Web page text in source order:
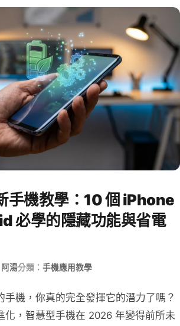
手機教學：10 個 iPhone
必學的隱藏功能與省電
阿湯分類： 手機應用教學
手機，你真的完全發揮它的潛力了嗎？
化，智慧型手機在 2026 年變得前所未